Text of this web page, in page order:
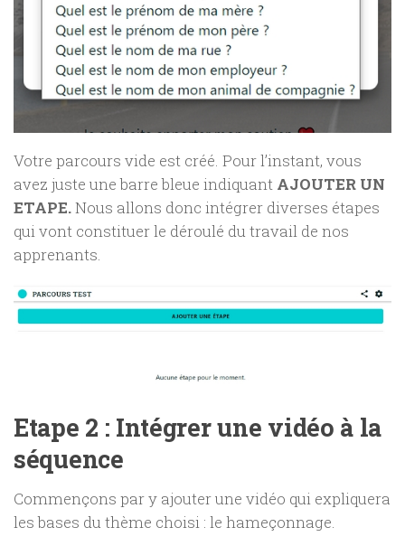
Votre parcours vide est créé. Pour l’instant, vous
avez juste une barre bleue indiquant AJOUTER UN
ETAPE.Nous allons donc intégrer diverses étapes
qui vont constituer le déroulé du travail de nos
apprenants.
Etape 2 : Intégrer une vidéo à la
séquence
Commençons par y ajouter une vidéo qui expliquera
les bases du thème choisi : le hameçonnage.